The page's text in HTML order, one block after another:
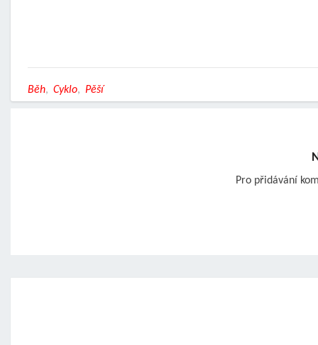
Běh, Cyklo, Pěší
Pro přidávání